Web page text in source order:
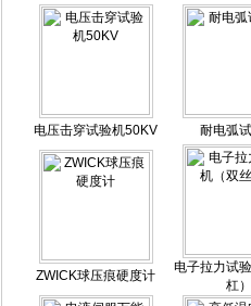
电压击穿试验机50KV 耐电弧
ZWICK球压痕硬度计
电子拉力试
杠）